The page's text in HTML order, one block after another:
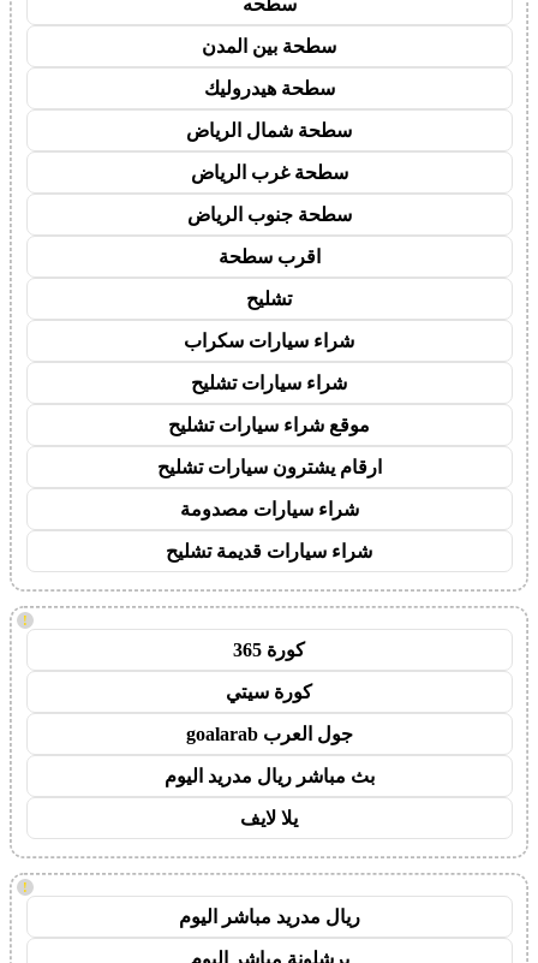
سطحه
سطحة بين المدن
سطحة هيدروليك
سطحة شمال الرياض
سطحة غرب الرياض
سطحة جنوب الرياض
اقرب سطحة
تشليح
شراء سيارات سكراب
شراء سيارات تشليح
موقع شراء سيارات تشليح
ارقام يشترون سيارات تشليح
شراء سيارات مصدومة
شراء سيارات قديمة تشليح
!
كورة 365
كورة سيتي
جول العرب goalarab
بث مباشر ريال مدريد اليوم
يلا لايف
!
ريال مدريد مباشر اليوم
برشلونة مباشر اليوم